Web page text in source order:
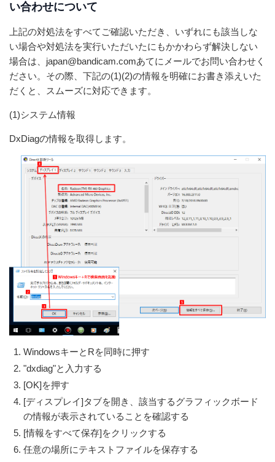
い合わせについて
上記の対処法をすべてご確認いただき、いずれにも該当しな
い場合や対処法を実行いただいたにもかかわらず解決しない
場合は、japan@bandicam.comあてにメールでお問い合わせく
ださい。その際、下記の(1)(2)の情報を明確にお書き添えいた
だくと、スムーズに対応できます。
(1)システム情報
DxDiagの情報を取得します。
WindowsキーとRを同時に押す
"dxdiag"と入力する
[OK]を押す
[ディスプレイ]タブを開き、該当するグラフィックボード
の情報が表示されていることを確認する
[情報をすべて保存]をクリックする
任意の場所にテキストファイルを保存する